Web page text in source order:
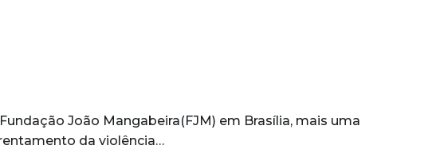
João Mangabeira(FJM) em Brasília, mais uma
da violência…